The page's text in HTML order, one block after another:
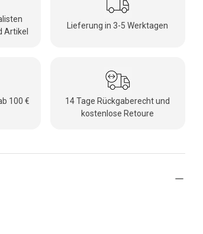
Artikel
Lieferung in 3-5 Werktagen
100 €
14 Tage Rückgaberecht und
kostenlose Retoure